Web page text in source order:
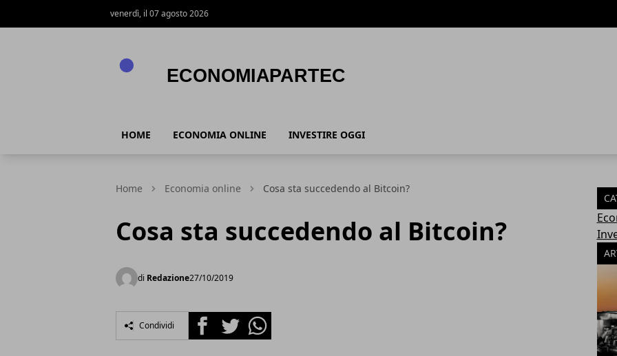
venerdì, il 07 agosto 2026
HOME ECONOMIA ONLINE INVESTIRE OGGI
Home Economia online Cosa sta succedendo al Bitcoin?
Cosa sta succedendo al Bitcoin?
di Redazione27/10/2019
Condividi FacebookTwitterWhatsapp